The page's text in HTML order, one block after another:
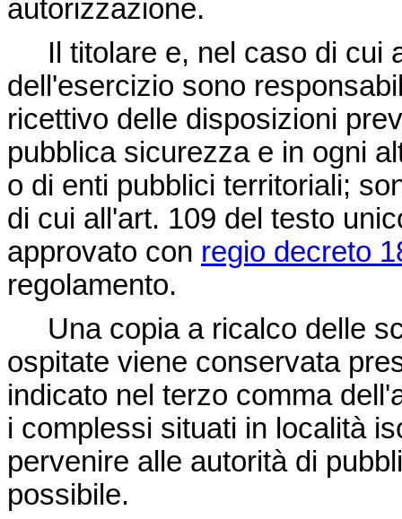
autorizzazione.
Il titolare e, nel caso di cui
dell'esercizio sono
ricettivo delle disposizioni
pubblica sicurezza e in ogni
o di enti pubblici territoriali;
di cui all'art. 109 del testo
approvato con regio decreto
regolamento.
Una copia a ricalco delle
ospitate viene conservata
indicato nel terzo comma
i complessi situati in località
pervenire alle autorità di
possibile.